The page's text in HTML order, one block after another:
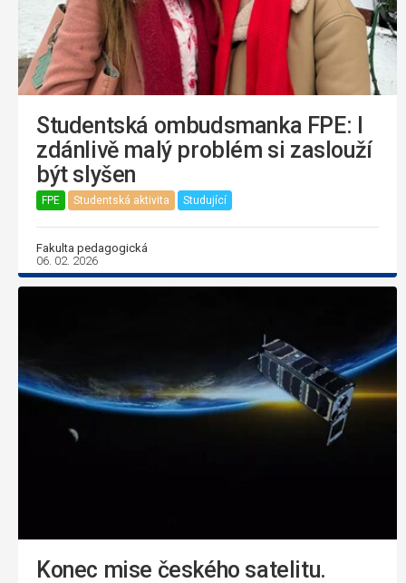
Studentská ombudsmanka FPE: I
zdánlivě malý problém si zaslouží
být slyšen
FPE Studentská aktivita Studující
Fakulta pedagogická
06. 02. 2026
Konec mise českého satelitu.